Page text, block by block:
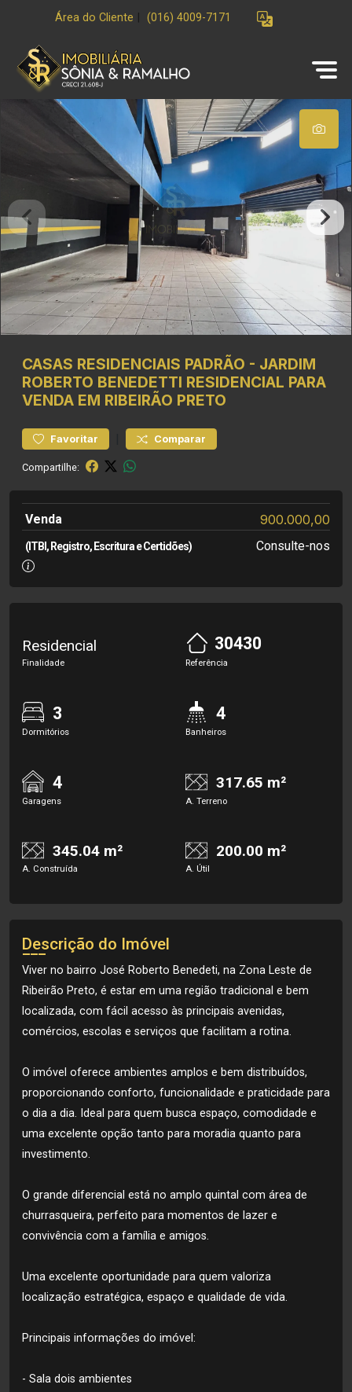
Área do Cliente (016) 4009-7171
CASAS RESIDENCIAIS PADRÃO - JARDIM
ROBERTO BENEDETTI RESIDENCIAL PARA
VENDA EM RIBEIRÃO PRETO
Favoritar Comparar
Compartilhe:
Venda 900.000,00
(ITBI, Registro, Escritura e Certidões) Consulte-nos
Residencial
Finalidade
30430
Referência
3
Dormitórios
4
Banheiros
4
Garagens
317.65 m²
A. Terreno
345.04 m²
A. Construída
200.00 m²
A. Útil
Descrição do Imóvel
Viver no bairro José Roberto Benedeti, na Zona Leste de
Ribeirão Preto, é estar em uma região tradicional e bem
localizada, com fácil acesso às principais avenidas,
comércios, escolas e serviços que facilitam a rotina.
O imóvel oferece ambientes amplos e bem distribuídos,
proporcionando conforto, funcionalidade e praticidade para
o dia a dia. Ideal para quem busca espaço, comodidade e
uma excelente opção tanto para moradia quanto para
investimento.
O grande diferencial está no amplo quintal com área de
churrasqueira, perfeito para momentos de lazer e
convivência com a família e amigos.
Uma excelente oportunidade para quem valoriza
localização estratégica, espaço e qualidade de vida.
Principais informações do imóvel:
- Sala dois ambientes